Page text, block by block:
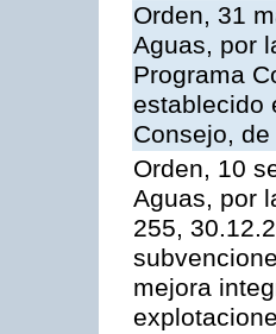
Orden, 31
Aguas, por
Programa
establecido
Consejo,
Orden, 10
Aguas, por
255,
mejora